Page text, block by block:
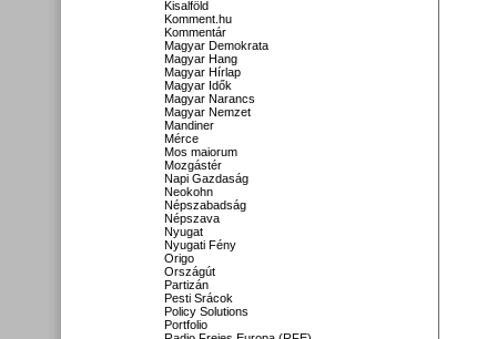
Kisalföld
Komment.hu
Kommentár
Magyar Demokrata
Magyar Hang
Magyar Hírlap
Magyar Idők
Magyar Narancs
Magyar Nemzet
Mandiner
Mérce
Mos maiorum
Mozgástér
Napi Gazdaság
Neokohn
Népszabadság
Népszava
Nyugat
Nyugati Fény
Origo
Országút
Partizán
Pesti Srácok
Policy Solutions
Portfolio